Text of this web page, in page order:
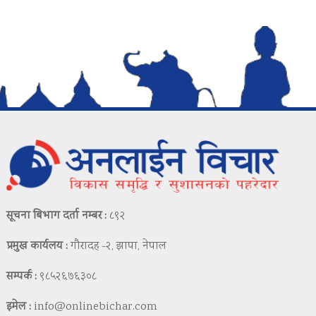
सूचना बिभाग दर्ता नम्बर : ८९२
प्रमुख कार्यलय :गौरादह -२, झापा, नेपाल
सम्पर्क : ९८५२६७६३०८
इमेल : info@onlinebichar.com